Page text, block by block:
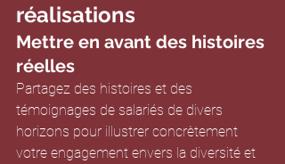
réalisations
Mettre en avant des histoires
réelles
Partagez des histoires et des
témoignages de salariés de divers
horizons pour illustrer concrètement
votre engagement envers la diversité et